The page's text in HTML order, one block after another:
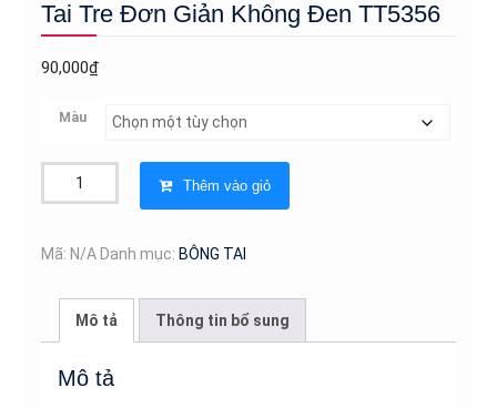
Tai Tre Đơn Giản Không Đen TT5356
90,000₫
Màu
Tai
Nữ
Tre
Thêm vào giỏ
Mã: N/A Danh mục: BÔNG TAI
Mô tả Thông tin bổ sung
Mô tả